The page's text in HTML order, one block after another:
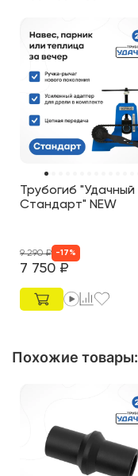
Трубогиб "Удачный
Стандарт" NEW
7 750 ₽
9 290₽ -17 %
Похожие товары: